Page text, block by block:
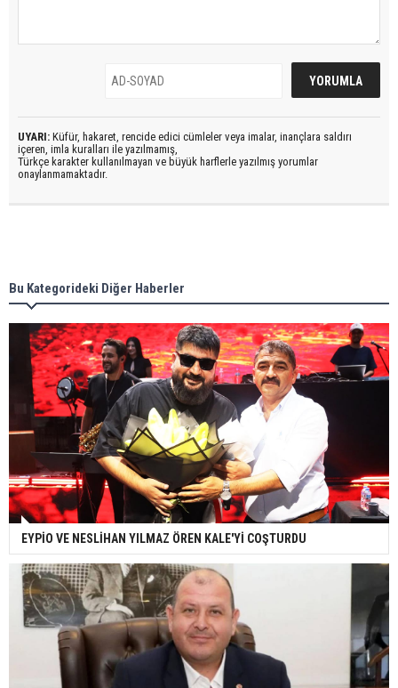
UYARI: Küfür, hakaret, rencide edici cümleler veya imalar, inançlara saldırı
içeren, imla kuralları ile yazılmamış,
Türkçe karakter kullanılmayan ve büyük harflerle yazılmış yorumlar
onaylanmamaktadır.
Bu Kategorideki Diğer Haberler
EYPİO VE NESLİHAN YILMAZ ÖREN KALE'Yİ COŞTURDU